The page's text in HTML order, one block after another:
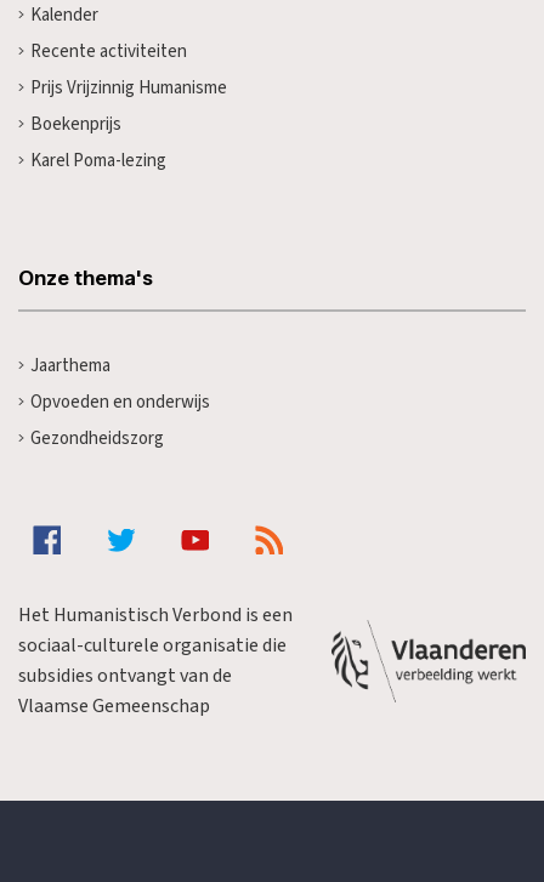
Kalender
Recente activiteiten
Prijs Vrijzinnig Humanisme
Boekenprijs
Karel Poma-lezing
Onze thema's
Jaarthema
Opvoeden en onderwijs
Gezondheidszorg
Het Humanistisch Verbond is een
sociaal-culturele organisatie die
subsidies ontvangt van de
Vlaamse Gemeenschap